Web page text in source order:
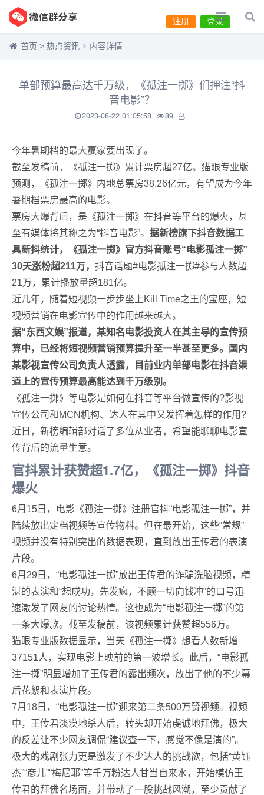
登录
注册
首页 > 热点资讯 内容详情
单部预算最高达千万级，《孤注一掷》们押注“抖
音电影”？
2023-08-22 01:05:58 89
今年暑期档的最大赢家要出现了。
截至发稿前，《孤注一掷》累计票房超27亿。猫眼专业版
预测，《孤注一掷》内地总票房38.26亿元，有望成为今年
暑期档票房最高的电影。
票房大爆背后，是《孤注一掷》在抖音等平台的爆火，甚
至有媒体将其称之为“抖音电影”。 据新榜旗下抖音数据工
具新抖统计，《孤注一掷》官方抖音账号“电影孤注一掷”
30天涨粉超211万， 抖音话题#电影孤注一掷#参与人数超
21万，累计播放量超181亿。
近几年，随着短视频一步步坐上Kill Time之王的宝座，短
视频营销在电影宣传中的作用越来越大。
据“东西文娱”报道，某知名电影投资人在其主导的宣传预
算中，已经将短视频营销预算提升至一半甚至更多。国内
某影视宣传公司负责人透露，目前业内单部电影在抖音渠
道上的宣传预算最高能达到千万级别。
《孤注一掷》等电影是如何在抖音等平台做宣传的?影视
宣传公司和MCN机构、达人在其中又发挥着怎样的作用?
近日，新榜编辑部对话了多位从业者，希望能聊聊电影宣
传背后的流量生意。
官抖累计获赞超1.7亿，
《孤注一掷》抖音
爆火
6月15日，电影《孤注一掷》注册官抖“电影孤注一掷”，并
陆续放出定档视频等宣传物料。但在最开始，这些“常规”
视频并没有特别突出的数据表现，直到放出王传君的表演
片段。
6月29日，“电影孤注一掷”放出王传君的诈骗洗脑视频，精
湛的表演和“想成功，先发疯，不顾一切向钱冲”的口号迅
速激发了网友的讨论热情。这也成为“电影孤注一掷”的第
一条大爆款。截至发稿前，该视频累计获赞超556万。
猫眼专业版数据显示，当天《孤注一掷》想看人数新增
37151人，实现电影上映前的第一波增长。此后，“电影孤
注一掷”明显增加了王传君的露出频次，放出了他的不少幕
后花絮和表演片段。
7月18日，“电影孤注一掷”迎来第二条500万赞视频。视频
中，王传君淡漠地杀人后，转头却开始虔诚地拜佛，极大
的反差让不少网友调侃“建议查一下，感觉不像是演的”。
极大的戏剧张力更是激发了不少达人的挑战欲，包括“黄钰
杰”“彦儿”“梅尼耶”等千万粉达人甘当自来水，开始模仿王
传君的拜佛名场面，并带动了一股挑战风潮，至少贡献了